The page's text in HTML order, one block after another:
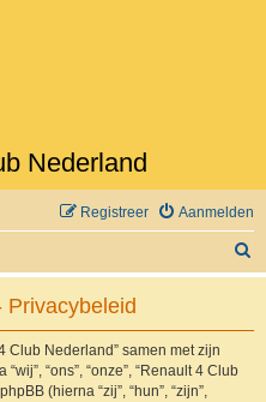
Nederland
Aanmelden
Registreer
o
Privacybeleid
Club Nederland” samen met zijn
“ons”, “onze”, “Renault 4 Club
(hierna “zij”, “hun”, “zijn”,